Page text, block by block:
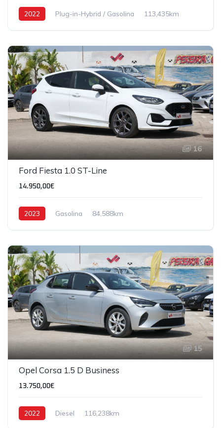
2022 Plug-in-Hybrid / Gasolina 113,435km
16
Ford Fiesta 1.0 ST-Line
14.950,00€
2023 Gasolina 84,588km
15
Opel Corsa 1.5 D Business
13.750,00€
2022 Diesel 116,238km